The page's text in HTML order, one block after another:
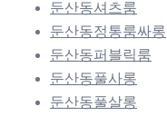
둔산동셔츠룸
둔산동정통룸싸롱
둔산동퍼블릭룸
둔산동풀사롱
둔산동풀살롱